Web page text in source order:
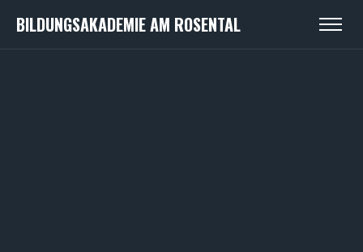
BILDUNGSAKADEMIE AM ROSENTAL